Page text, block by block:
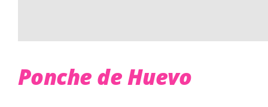
Ponche de Huevo